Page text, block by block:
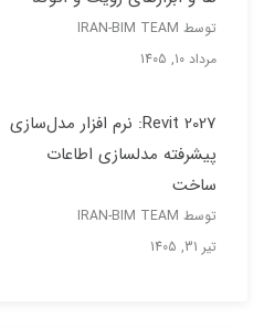
توسط IRAN-BIM TEAM
مرداد 10, 1405
Revit 2027: نرم افزار مدل‌سازی
پیشرفته مدلسازی اطاعات
ساخت
توسط IRAN-BIM TEAM
تیر 31, 1405